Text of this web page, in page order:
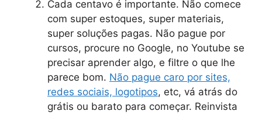
Cada centavo é importante. Não comece
com super estoques, super materiais,
super soluções pagas. Não pague por
cursos, procure no Google, no Youtube se
precisar aprender algo, e filtre o que lhe
parece bom. Não pague caro por sites,
redes sociais, logotipos, etc, vá atrás do
grátis ou barato para começar. Reinvista